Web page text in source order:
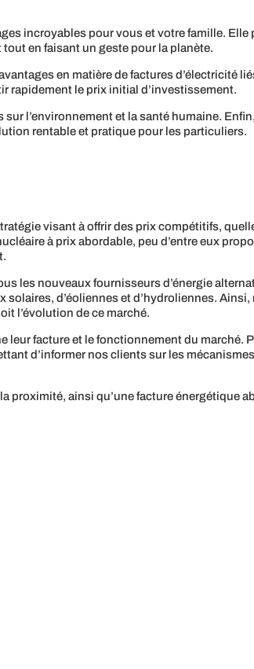
incroyables pour vous et votre famille. Elle
en faisant un geste pour la planète.
en matière de factures d’électricité
rapidement le prix initial d’investissement.
l’environnement et la santé humaine.
rentable et pratique pour les particuliers.
visant à offrir des prix compétitifs,
à prix abordable, peu d’entre eux
les nouveaux fournisseurs d’énergie
d’éoliennes et d’hydroliennes. Ainsi,
l’évolution de ce marché.
leur facture et le fonctionnement du marché.
d’informer nos clients sur les
proximité, ainsi qu’une facture énergétique